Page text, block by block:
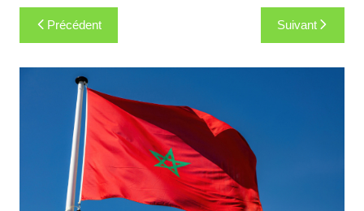
Navigation
de
l’article
Précédent Suivant